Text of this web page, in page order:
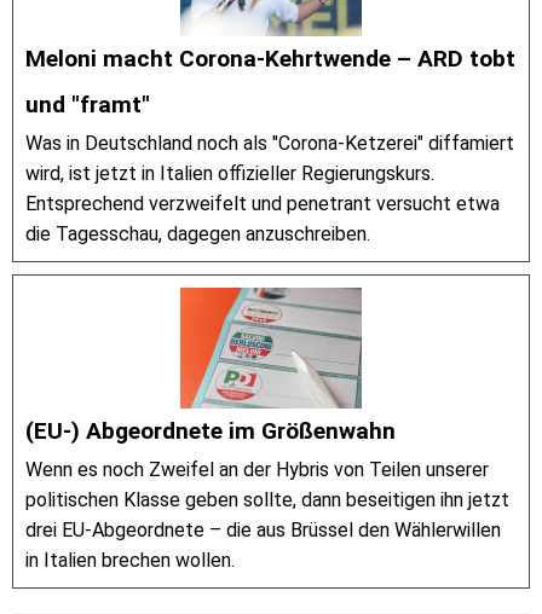
Meloni macht Corona-Kehrtwende – ARD tobt
und "framt"
Was in Deutschland noch als "Corona-Ketzerei" diffamiert
wird, ist jetzt in Italien offizieller Regierungskurs.
Entsprechend verzweifelt und penetrant versucht etwa
die Tagesschau, dagegen anzuschreiben.
(EU-) Abgeordnete im Größenwahn
Wenn es noch Zweifel an der Hybris von Teilen unserer
politischen Klasse geben sollte, dann beseitigen ihn jetzt
drei EU-Abgeordnete – die aus Brüssel den Wählerwillen
in Italien brechen wollen.